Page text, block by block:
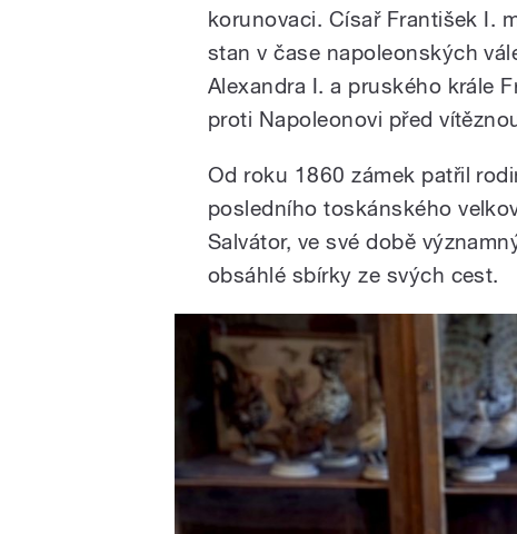
korunovaci. Císař František I.
stan v čase napoleonských
Alexandra I. a pruského krále
proti Napoleonovi před
Od roku 1860 zámek patřil
posledního toskánského
Salvátor, ve své době
obsáhlé sbírky ze svých cest.